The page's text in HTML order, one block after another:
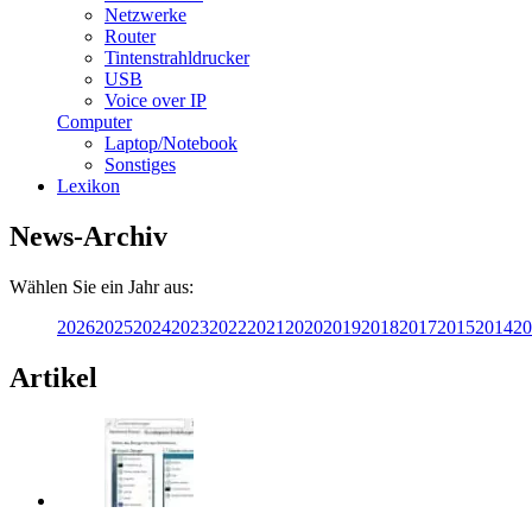
Netzwerke
Router
Tintenstrahldrucker
USB
Voice over IP
Computer
Laptop/Notebook
Sonstiges
Lexikon
News-Archiv
Wählen Sie ein Jahr aus:
202620252024202320222021 202020192018201720152014
Artikel